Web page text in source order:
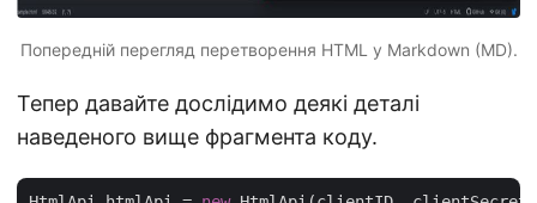
Попередній перегляд перетворення HTML у Markdown (MD).
Тепер давайте дослідимо деякі деталі
наведеного вище фрагмента коду.